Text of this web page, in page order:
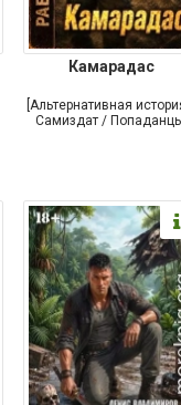
Камарадас
[Альтернативная
Самиздат /